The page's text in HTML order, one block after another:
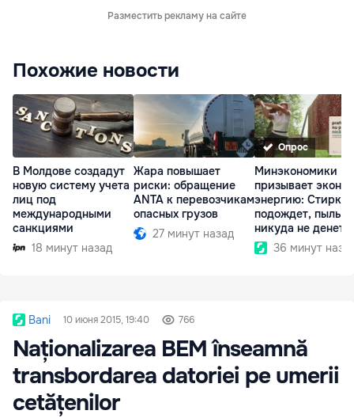
Разместить рекламу на сайте
Похожие новости
В Молдове создадут
новую систему учета
лиц под
международными
санкциями
18 минут назад
Жара повышает
риски: обращение
ANTA к перевозчикам
опасных грузов
27 минут назад
Опрос
Минэкономики
призывает
энергию: Стирка
подождет, пыль
никуда не
36 минут
Bani 10 июня 2015, 19:40 766
Naționalizarea BEM înseamnă
transbordarea datoriei pe umerii
cetățenilor